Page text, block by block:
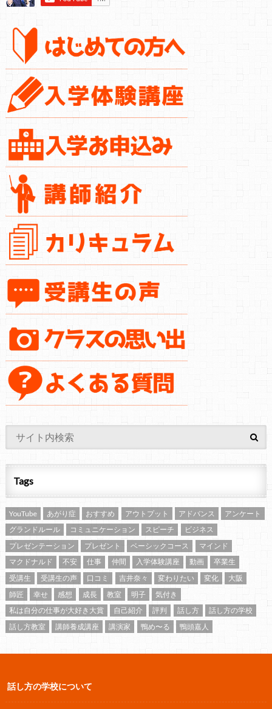
Tags
YouTube あがり症 おすすめ アウトプット アドバンス
アンケート
グランドルール
コミュニケーション スピーチ
ビジネス
プレゼンテーション
プレゼント ベーシックコース
マインド
マクドナルド
不安 仕事 仲間 入学体験講座 動画
卒業生
受講生
受講生の声 口コミ 吉井奈々 変わりたい 変化
大阪
師匠
幸せ 感想 成長 教室 明子
気付き
私は自分の仕事が大好き大賞
自己紹介 評判 話し方
話し方の学校
話し方教室
講師養成講座 講演家 鴨め〜る 鴨頭嘉人
話し方の学校について